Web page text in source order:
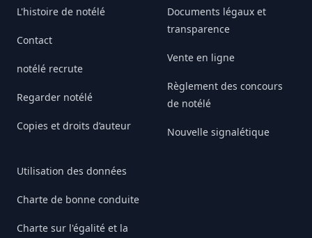
L'histoire de notélé
Contact
notélé recrute
Regarder notélé
Copies et droits d’auteur
Utilisation des données
Charte de bonne conduite
Charte sur l'égalité et la
Documents légaux et
transparence
Vente en ligne
Règlement des concours
de notélé
Nouvelle signalétique